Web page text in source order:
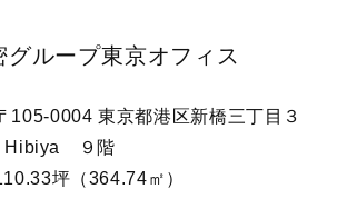
グループ東京オフィス
0004 東京都港区新橋三丁目３
Hibiya ９階
坪（364.74㎡）